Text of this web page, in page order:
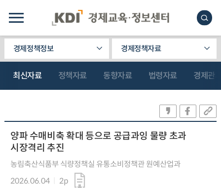
경제정책정보 경제정책자료
최신자료 정책자료 동향자료 법령자료 경제관
양파 수매비축 확대 등으로 공급과잉 물량 초과
시장격리 추진
농림축산식품부 식량정책실 유통소비정책관 원예산업과
2026.06.04
2p